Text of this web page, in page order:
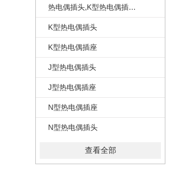
热电偶插头,K型热电偶插头,美国omega热电偶插头
K型热电偶插头
K型热电偶插座
J型热电偶插头
J型热电偶插座
N型热电偶插座
N型热电偶插头
查看全部